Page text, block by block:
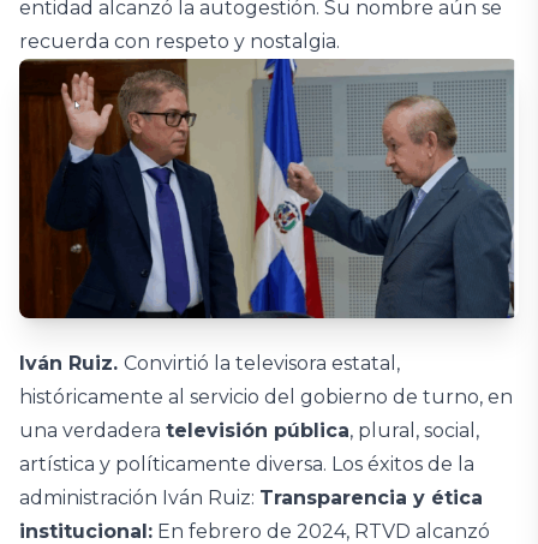
entidad alcanzó la autogestión. Su nombre aún se
recuerda con respeto y nostalgia.
Iván Ruiz. Convirtió la televisora estatal,
históricamente al servicio del gobierno de turno, en
una verdadera televisión pública, plural, social,
artística y políticamente diversa. Los éxitos de la
administración Iván Ruiz: Transparencia y ética
institucional: En febrero de 2024, RTVD alcanzó